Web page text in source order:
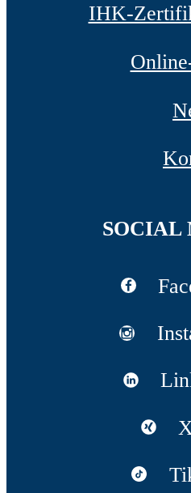
IHK-
SOCIAL